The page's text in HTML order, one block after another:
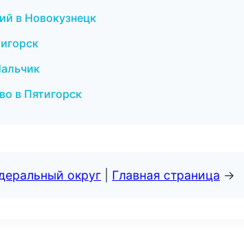
в Новокузнецк
в Пятигорск
округ Главная страница →